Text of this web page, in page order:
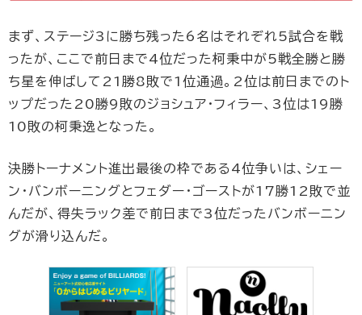
まず、ステージ3に勝ち残った6名はそれぞれ5試合を戦
ったが、ここで前日まで4位だった柯秉中が5戦全勝と勝
ち星を伸ばして21勝8敗で1位通過。2位は前日までのト
ップだった20勝9敗のジョシュア・フィラー、3位は19勝
10敗の柯秉逸となった。
決勝トーナメント進出最後の枠である4位争いは、シェー
ン・バンボーニングとフェダー・ゴーストが17勝12敗で並
んだが、得失ラック差で前日まで3位だったバンボーニン
グが滑り込んだ。